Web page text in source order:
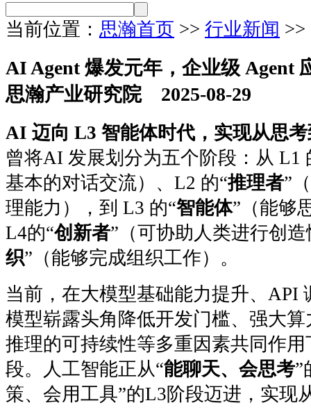
当前位置： 思瀚首页 >> 行业新闻
AI Agent 爆发元年，企业级 Agent
思瀚产业研究院 2025-08-29
AI 迈向 L3 智能体时代，实现从思
曾将AI 发展划分为五个阶段：从 L1
基本的对话交流）、L2 的“推理者”
理能力），到 L3 的“智能体”（能够
L4的“创新者”（可协助人类进行创
织”（能够完成组织工作）。
当前，在大模型基础能力提升、API
模型崭露头角降低开发门槛、强大
推理的可持续性等多重因素共同作
段。人工智能正从“能聊天、会思考”
策、会用工具”的L3阶段迈进，实现